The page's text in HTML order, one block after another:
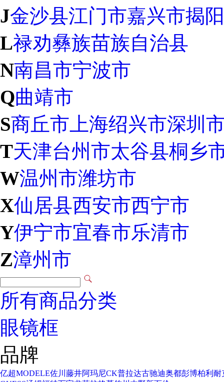
J金沙县江门市嘉兴市揭
L禄劝彝族苗族自治县
N南昌市宁波市
Q曲靖市
S商丘市 上海绍兴市深圳
T天津台州市太谷县桐乡
W温州市潍坊市
X仙居县西安市西宁市
Y伊宁市宜春市乐清市
Z漳州市
所有商品分类
眼镜框
品牌
亿超MODELE佐川藤井阿玛尼CK普拉达古驰迪奥都彭博柏利 耐